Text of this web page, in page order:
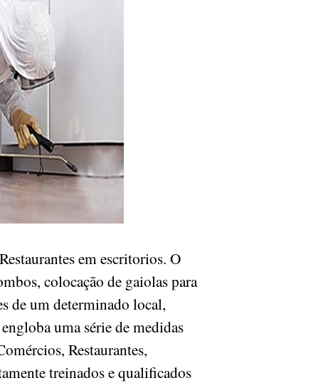
em escritorios. O
colocação de gaiolas para
de um determinado local,
uma série de medidas
Restaurantes,
treinados e qualificados